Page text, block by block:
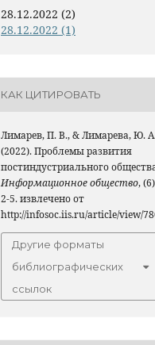
28.12.2022 (2)
28.12.2022 (1)
КАК ЦИТИРОВАТЬ
Лимарев, П. В., & Лимарева, Ю.
(2022). Проблемы развития
постиндустриального
Информационное общество,
2-5. извлечено от
http://infosoc.iis.ru/article/view/
Другие форматы
библиографических
ссылок